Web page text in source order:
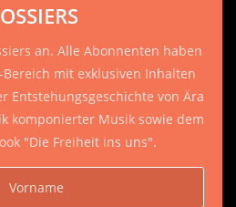
an. Alle Abonnenten haben
mit exklusiven Inhalten
Entstehungsgeschichte von Ära
komponierter Musik sowie dem
"Die Freiheit ins uns".